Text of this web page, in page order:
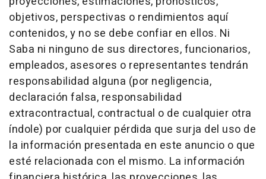
objetivos, perspectivas o rendimientos aquí
contenidos, y no se debe confiar en ellos. Ni
Saba ni ninguno de sus directores, funcionarios,
empleados, asesores o representantes tendrán
responsabilidad alguna (por negligencia,
declaración falsa, responsabilidad
extracontractual, contractual o de cualquier otra
índole) por cualquier pérdida que surja del uso de
la información presentada en este anuncio o que
esté relacionada con el mismo. La información